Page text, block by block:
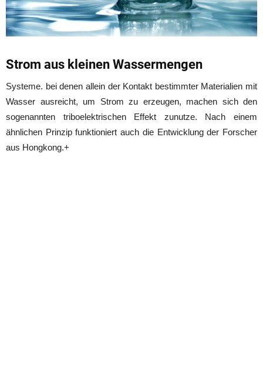
Strom aus kleinen Wassermengen
Systeme. bei denen allein der Kontakt bestimmter Materialien mit
Wasser ausreicht, um Strom zu erzeugen, machen sich den
sogenannten triboelektrischen Effekt zunutze. Nach einem
ähnlichen Prinzip funktioniert auch die Entwicklung der Forscher
aus Hongkong.+